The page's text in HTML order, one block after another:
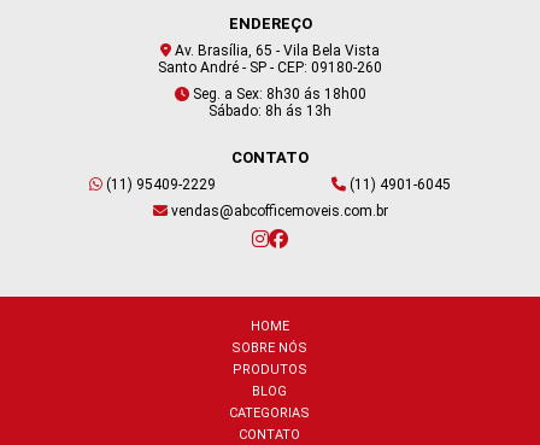
ENDEREÇO
Av. Brasília, 65 - Vila Bela Vista
Santo André - SP - CEP: 09180-260
Seg. a Sex: 8h30 ás 18h00
Sábado: 8h ás 13h
CONTATO
(11) 95409-2229
(11) 4901-6045
vendas@abcofficemoveis.com.br
HOME
SOBRE NÓS
PRODUTOS
BLOG
CATEGORIAS
CONTATO